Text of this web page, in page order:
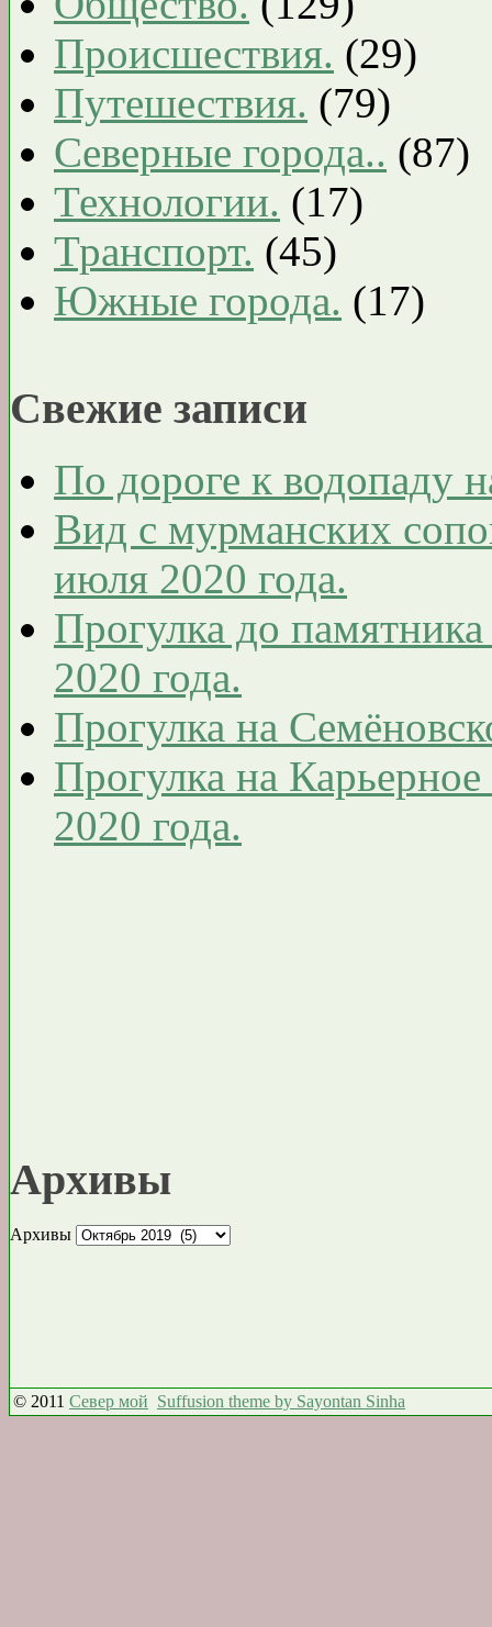
Происшествия. (29)
Путешествия. (79)
Северные города.. (87)
Технологии. (17)
Транспорт. (45)
Южные города. (17)
Свежие записи
По дороге к водопаду
Вид с мурманских
июля 2020 года.
Прогулка до
2020 года.
Прогулка на
Прогулка на
2020 года.
Архивы
Архивы
© 2011 Север мой Suffusion theme by Sayontan Sinha